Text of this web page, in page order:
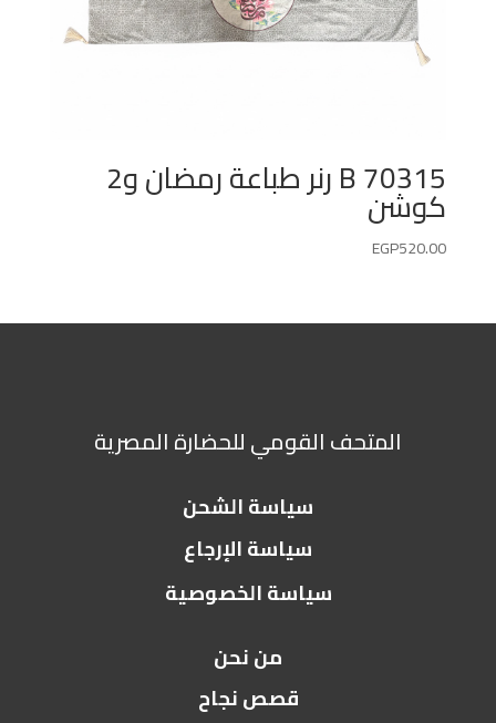
70315 B رنر طباعة رمضان و2
كوشن
EGP520.00
المتحف القومي للحضارة المصرية
سياسة الشحن
سياسة الإرجاع
سياسة الخصوصية
من نحن
قصص نجاح